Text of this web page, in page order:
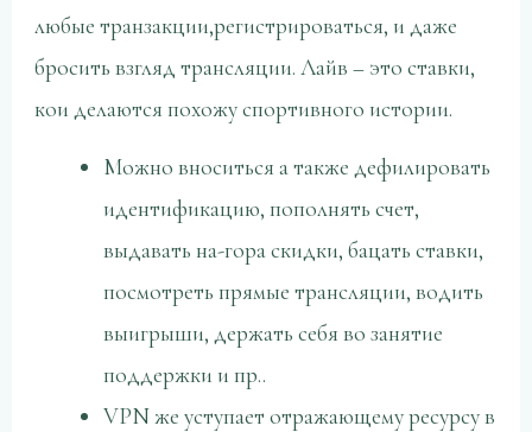
любые транзакции,регистрироваться, и даже
бросить взгляд трансляции. Лайв – это ставки,
кои делаются похожу спортивного истории.
Можно вноситься а также дефилировать
идентификацию, пополнять счет,
выдавать на-гора скидки, бацать ставки,
посмотреть прямые трансляции, водить
выигрыши, держать себя во занятие
поддержки и пр..
VPN же уступает отражающему ресурсу в